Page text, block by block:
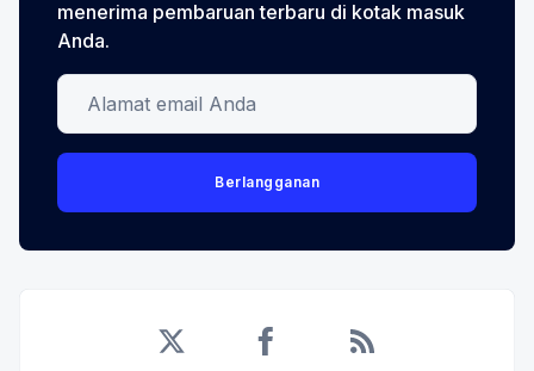
menerima pembaruan terbaru di kotak masuk
Anda.
Alamat email Anda
Berlangganan